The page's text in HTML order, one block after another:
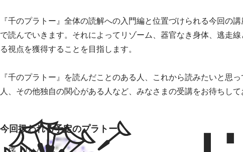
『千のプラトー』全体の読解への入門編と位置づけられる今回の
で読んでいきます。それによってリゾーム、器官なき身体、逃走
る視点を獲得することを目指します。
『千のプラトー』を読んだことのある人、これから読みたいと思
人、その他独自の関心がある人など、みなさまの受講をお待ちして
今回扱われる予定のプラトー